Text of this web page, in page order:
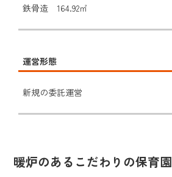
鉄骨造 164.92㎡
運営形態
新規の委託運営
暖炉のあるこだわりの保育園